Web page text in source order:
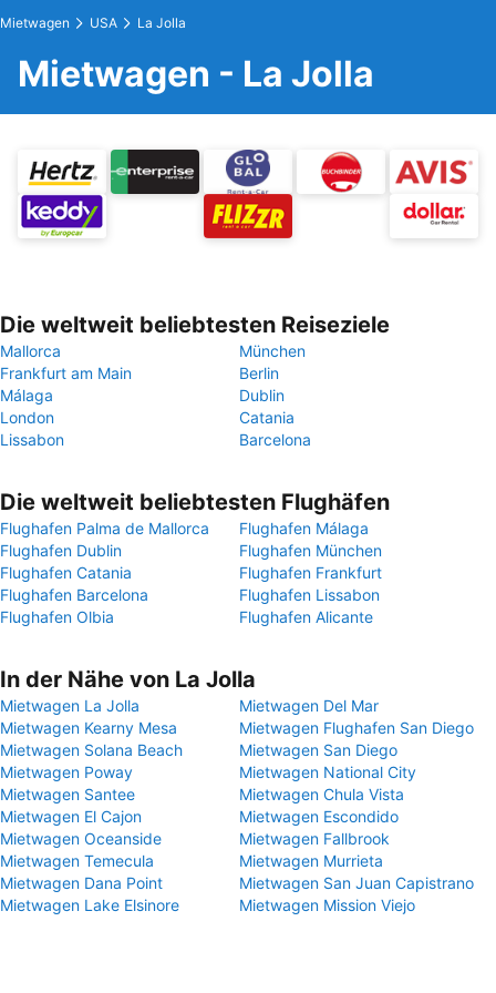
Mietwagen USA La Jolla
Mietwagen - La Jolla
Die weltweit beliebtesten Reiseziele
Mallorca
München
Frankfurt am Main
Berlin
Málaga
Dublin
London
Catania
Lissabon
Barcelona
Die weltweit beliebtesten Flughäfen
Flughafen Palma de Mallorca
Flughafen Málaga
Flughafen Dublin
Flughafen München
Flughafen Catania
Flughafen Frankfurt
Flughafen Barcelona
Flughafen Lissabon
Flughafen Olbia
Flughafen Alicante
In der Nähe von La Jolla
Mietwagen La Jolla
Mietwagen Del Mar
Mietwagen Kearny Mesa
Mietwagen Flughafen San Diego
Mietwagen Solana Beach
Mietwagen San Diego
Mietwagen Poway
Mietwagen National City
Mietwagen Santee
Mietwagen Chula Vista
Mietwagen El Cajon
Mietwagen Escondido
Mietwagen Oceanside
Mietwagen Fallbrook
Mietwagen Temecula
Mietwagen Murrieta
Mietwagen Dana Point
Mietwagen San Juan Capistrano
Mietwagen Lake Elsinore
Mietwagen Mission Viejo